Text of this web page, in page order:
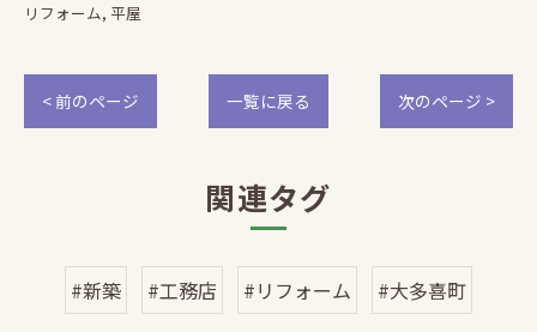
リフォーム 平屋
< 前のページ 一覧に戻る 次のページ >
関連タグ
#新築 #工務店 #リフォーム #大多喜町